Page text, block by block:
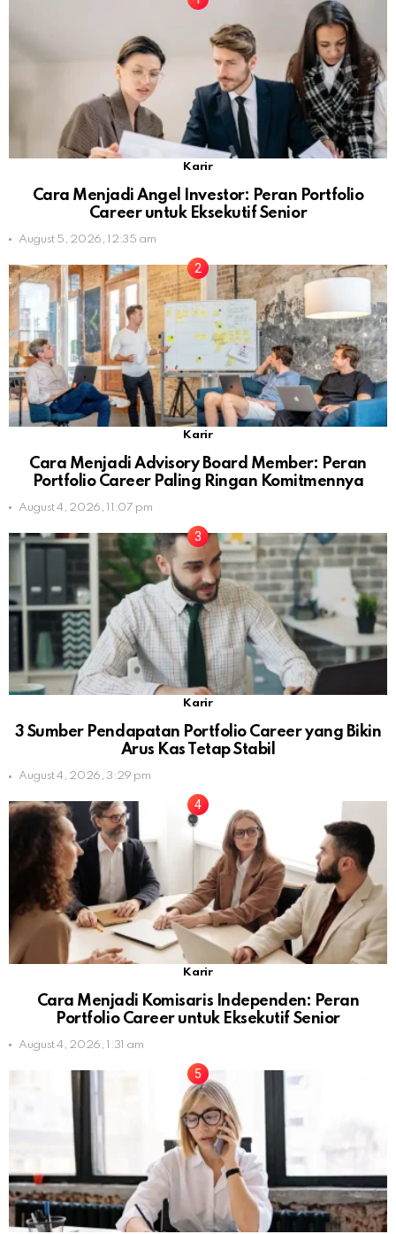
Karir
Cara Menjadi Angel Investor: Peran Portfolio
Career untuk Eksekutif Senior
August 5, 2026, 12:35 am
Karir
Cara Menjadi Advisory Board Member: Peran
Portfolio Career Paling Ringan Komitmennya
August 4, 2026, 11:07 pm
Karir
3 Sumber Pendapatan Portfolio Career yang Bikin
Arus Kas Tetap Stabil
August 4, 2026, 3:29 pm
Karir
Cara Menjadi Komisaris Independen: Peran
Portfolio Career untuk Eksekutif Senior
August 4, 2026, 1:31 am